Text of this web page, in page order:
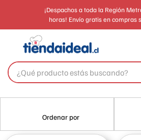
¡Despachos a toda la Región
horas! Envío gratis en compras
¿Qué producto estás buscando?